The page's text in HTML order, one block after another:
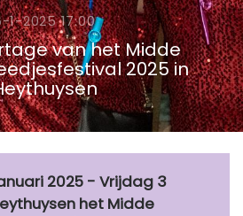
1-2025 17:00
van het Midde
2025 in
2025 - Vrijdag 3
het Midde